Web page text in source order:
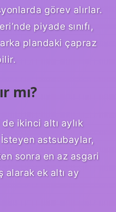
görev alırlar.
piyade sınıfı,
plandaki çapraz
mı?
ikinci altı aylık
astsubaylar,
sonra en az asgari
alarak ek altı ay